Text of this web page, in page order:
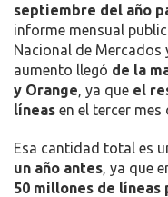
septiembre del año
informe mensual
Nacional de Mercados
aumento llegó de la
y Orange, ya que el
líneas en el tercer mes
Esa cantidad total es
un año antes, ya que
50 millones de